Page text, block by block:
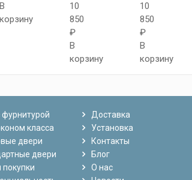
В
корзину
10
850
₽
В
корзину
10
850
₽
В
корзину
класса
двери
двери
покупки
Доставка
Установка
Контакты
Блог
О нас